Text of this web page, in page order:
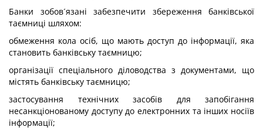
Банки зобов´язані забезпечити збереження банківської
таємниці шляхом:
обмеження кола осіб, що мають доступ до інформації, яка
становить банківську таємницю;
організації спеціального діловодства з документами, що
містять банківську таємницю;
застосування технічних засобів для запобігання
несанкціонованому доступу до електронних та інших носіїв
інформації;